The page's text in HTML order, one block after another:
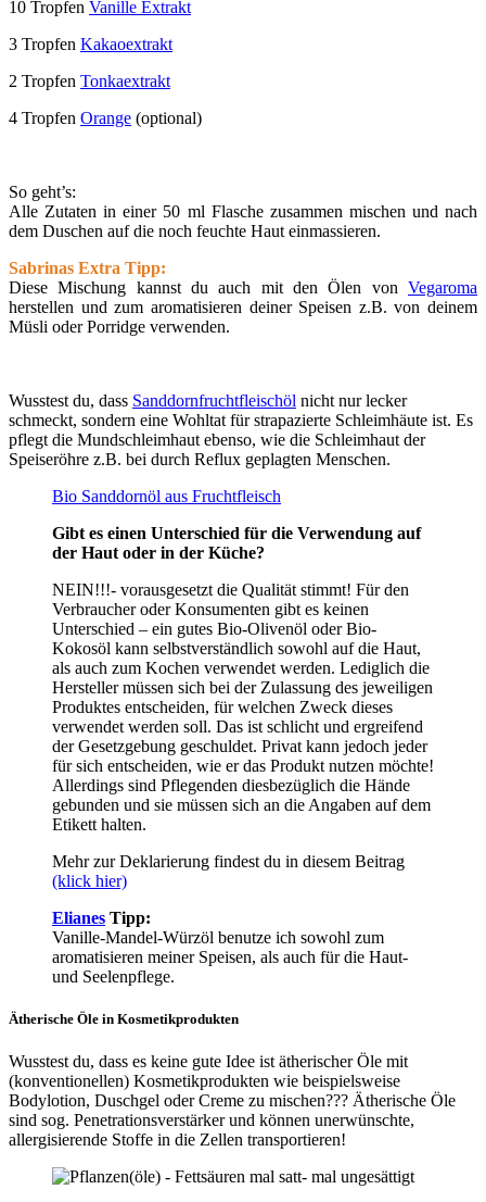
10 Tropfen Vanille Extrakt
3 Tropfen Kakaoextrakt
2 Tropfen Tonkaextrakt
4 Tropfen Orange (optional)
So geht’s:
Alle Zutaten in einer 50 ml Flasche zusammen mischen und nach
dem Duschen auf die noch feuchte Haut einmassieren.
Sabrinas Extra Tipp:
Diese Mischung kannst du auch mit den Ölen von Vegaroma
herstellen und zum aromatisieren deiner Speisen z.B. von deinem
Müsli oder Porridge verwenden.
Wusstest du, dass Sanddornfruchtfleischöl nicht nur lecker
schmeckt, sondern eine Wohltat für strapazierte Schleimhäute ist. Es
pflegt die Mundschleimhaut ebenso, wie die Schleimhaut der
Speiseröhre z.B. bei durch Reflux geplagten Menschen.
Bio Sanddornöl aus Fruchtfleisch
Gibt es einen Unterschied für die Verwendung auf
der Haut oder in der Küche?
NEIN!!!- vorausgesetzt die Qualität stimmt! Für den
Verbraucher oder Konsumenten gibt es keinen
Unterschied – ein gutes Bio-Olivenöl oder Bio-
Kokosöl kann selbstverständlich sowohl auf die Haut,
als auch zum Kochen verwendet werden. Lediglich die
Hersteller müssen sich bei der Zulassung des jeweiligen
Produktes entscheiden, für welchen Zweck dieses
verwendet werden soll. Das ist schlicht und ergreifend
der Gesetzgebung geschuldet. Privat kann jedoch jeder
für sich entscheiden, wie er das Produkt nutzen möchte!
Allerdings sind Pflegenden diesbezüglich die Hände
gebunden und sie müssen sich an die Angaben auf dem
Etikett halten.
Mehr zur Deklarierung findest du in diesem Beitrag
(klick hier)
Elianes Tipp:
Vanille-Mandel-Würzöl benutze ich sowohl zum
aromatisieren meiner Speisen, als auch für die Haut-
und Seelenpflege.
Ätherische Öle in Kosmetikprodukten
Wusstest du, dass es keine gute Idee ist ätherischer Öle mit
(konventionellen) Kosmetikprodukten wie beispielsweise
Bodylotion, Duschgel oder Creme zu mischen??? Ätherische Öle
sind sog. Penetrationsverstärker und können unerwünschte,
allergisierende Stoffe in die Zellen transportieren!